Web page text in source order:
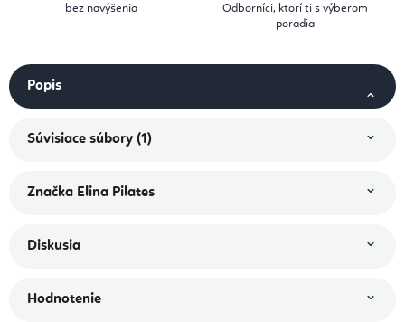
bez navýšenia
Odborníci, ktorí ti s výberom
poradia
Popis
Súvisiace súbory (1)
Značka Elina Pilates
Diskusia
Hodnotenie